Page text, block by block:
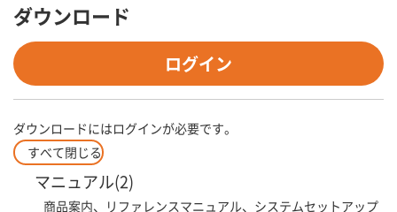
ダウンロード
ログイン
ダウンロードにはログインが必要です。
すべて閉じる
マニュアル(2)
商品案内、リファレンスマニュアル、システムセットアップ